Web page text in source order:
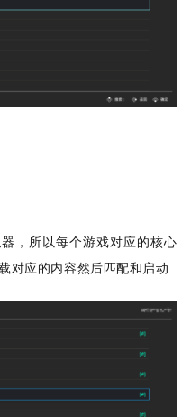
，所以每个游戏对应的核心
对应的内容然后匹配和启动